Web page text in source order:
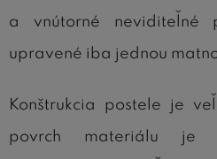
a vnútorné neviditeľné
upravené iba jednou
Konštrukcia postele je
povrch materiálu je